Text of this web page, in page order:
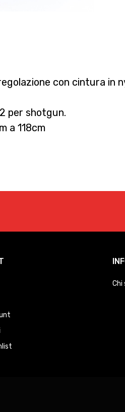
con cintura in
per shotgun.
a 118cm
Chi